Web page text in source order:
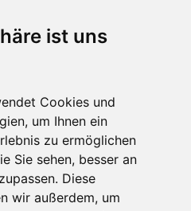
ist uns
Cookies und
um Ihnen ein
zu ermöglichen
Sie sehen, besser an
Diese
wir außerdem, um
hast Du die Gelegenheit,
durch eine kurze
gut tun und wie Dir Dein
zu einem ganz bestimmten
eine Reihe von kleinen